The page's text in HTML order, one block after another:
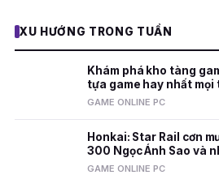
XU HƯỚNG TRONG TUẦN
Khám phá kho tàng
tựa game hay nhất mọi
GAME ONLINE PC
Honkai: Star Rail cơn
300 Ngọc Ánh Sao và
dẫn
GAME ONLINE PC